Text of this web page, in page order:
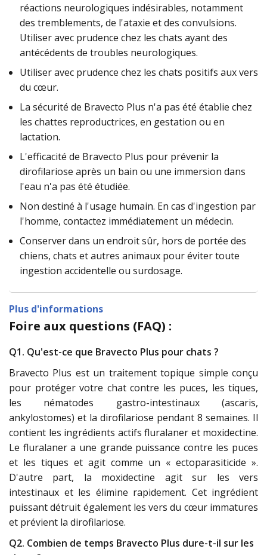
réactions neurologiques indésirables, notamment
des tremblements, de l'ataxie et des convulsions.
Utiliser avec prudence chez les chats ayant des
antécédents de troubles neurologiques.
Utiliser avec prudence chez les chats positifs aux vers
du cœur.
La sécurité de Bravecto Plus n'a pas été établie chez
les chattes reproductrices, en gestation ou en
lactation.
L'efficacité de Bravecto Plus pour prévenir la
dirofilariose après un bain ou une immersion dans
l'eau n'a pas été étudiée.
Non destiné à l'usage humain. En cas d'ingestion par
l'homme, contactez immédiatement un médecin.
Conserver dans un endroit sûr, hors de portée des
chiens, chats et autres animaux pour éviter toute
ingestion accidentelle ou surdosage.
Plus d'informations
Foire aux questions (FAQ) :
Q1. Qu'est-ce que Bravecto Plus pour chats ?
Bravecto Plus est un traitement topique simple conçu
pour protéger votre chat contre les puces, les tiques,
les nématodes gastro-intestinaux (ascaris,
ankylostomes) et la dirofilariose pendant 8 semaines. Il
contient les ingrédients actifs fluralaner et moxidectine.
Le fluralaner a une grande puissance contre les puces
et les tiques et agit comme un « ectoparasiticide ».
D'autre part, la moxidectine agit sur les vers
intestinaux et les élimine rapidement. Cet ingrédient
puissant détruit également les vers du cœur immatures
et prévient la dirofilariose.
Q2. Combien de temps Bravecto Plus dure-t-il sur les